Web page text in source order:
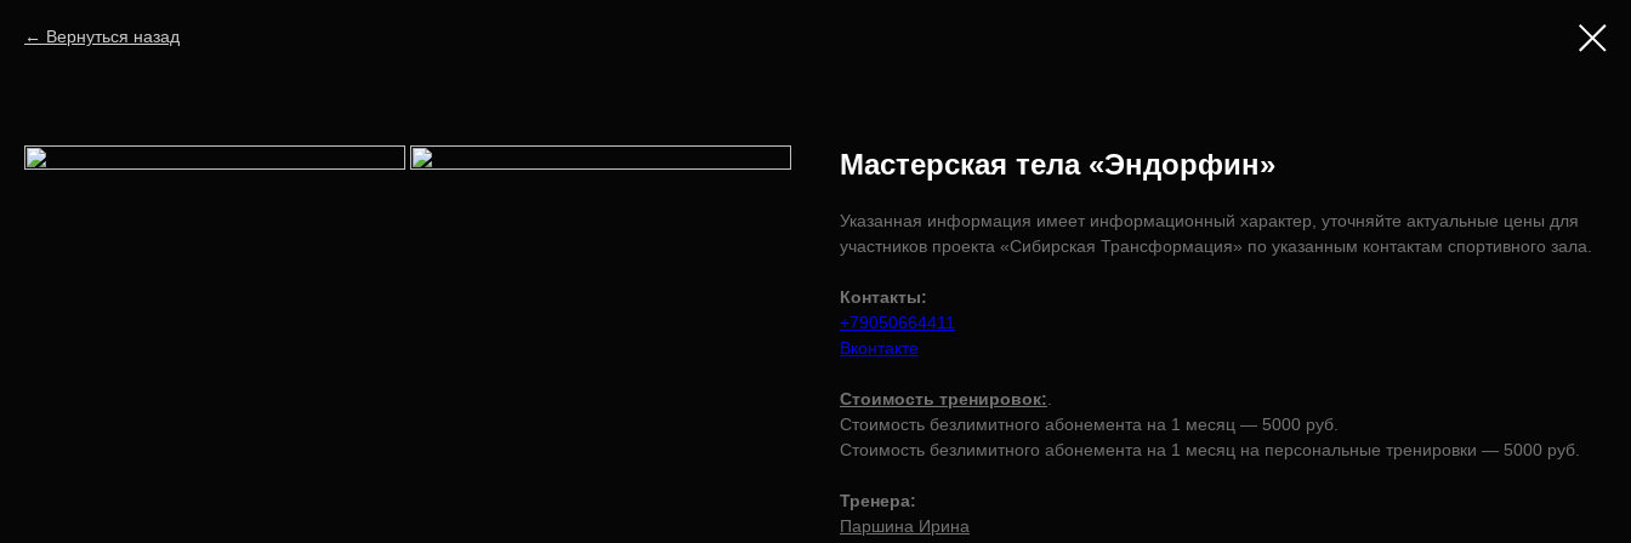
Вернуться назад
Мастерская тела «Эндорфин»
Указанная информация имеет информационный характер, уточняйте актуальные цены для
участников проекта «Сибирская Трансформация» по указанным контактам спортивного зала.
Контакты:
+79050664411
Вконтакте
Стоимость тренировок:
Стоимость безлимитного абонемента на 1 месяц — 5000 руб.
Стоимость безлимитного абонемента на 1 месяц на персональные тренировки — 5000 руб.
Тренера:
Паршина Ирина